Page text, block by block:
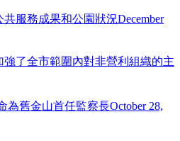
服務成果和公園狀況December
了全市範圍內對非營利組織的主
為舊金山首任監察長October 28,